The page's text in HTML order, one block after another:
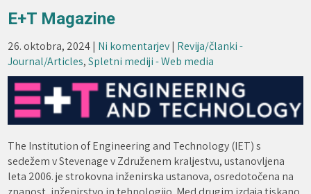
E+T Magazine
26. oktobra, 2024| Ni komentarjev| Revija/članki -
Journal/Articles,Spletni mediji - Web media
The Institution of Engineering and Technology (IET) s
sedežem v Stevenage v Združenem kraljestvu, ustanovljena
leta 2006. je strokovna inženirska ustanova, osredotočena na